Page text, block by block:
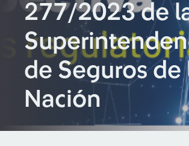
277/2023 de
de Seguros de
Nación